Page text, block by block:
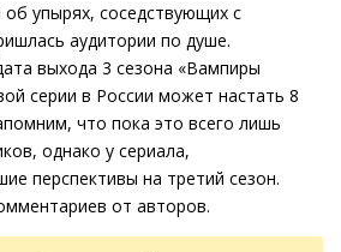
упырях, соседствующих с
аудитории по душе.
выхода 3 сезона «Вампиры
серии в России может настать 8
что пока это всего лишь
однако у сериала,
перспективы на третий сезон.
от авторов.